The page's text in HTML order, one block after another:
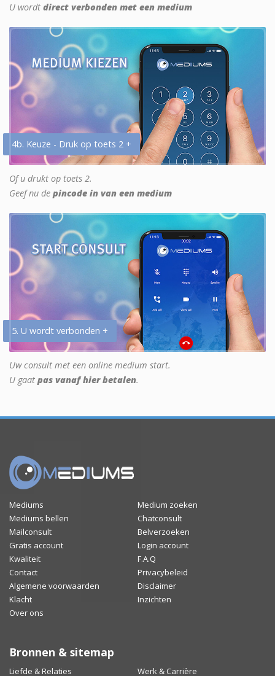
U wordt direct verbonden met een medium
4b. Keuze - Druk op toets 2 +
Of u drukt op toets 2.
Geef nu de pincode in van een medium
5. U wordt verbonden +
Uw consult met een online medium start.
U gaat pas vanaf hier betalen.
Mediums
Medium zoeken
Mediums bellen
Chatconsult
Mailconsult
Belverzoeken
Gratis account
Login account
Kwaliteit
F.A.Q
Contact
Privacybeleid
Algemene voorwaarden
Disclaimer
Klacht
Inzichten
Over ons
Bronnen & sitemap
Liefde & Relaties Werk & Carrière